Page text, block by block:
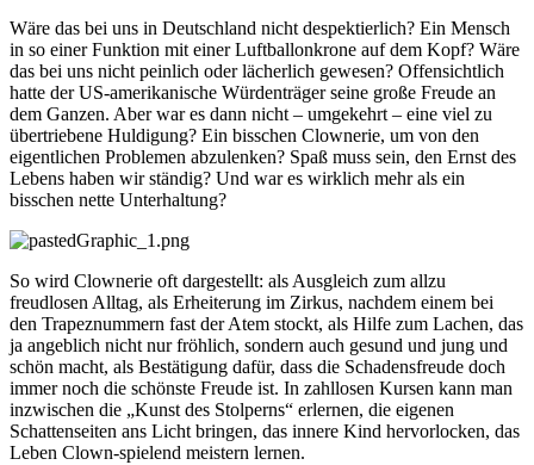
Wäre das bei uns in Deutschland nicht despektierlich? Ein Mensch
in so einer Funktion mit einer Luftballonkrone auf dem Kopf? Wäre
das bei uns nicht peinlich oder lächerlich gewesen? Offensichtlich
hatte der US-amerikanische Würdenträger seine große Freude an
dem Ganzen. Aber war es dann nicht – umgekehrt – eine viel zu
übertriebene Huldigung? Ein bisschen Clownerie, um von den
eigentlichen Problemen abzulenken? Spaß muss sein, den Ernst des
Lebens haben wir ständig? Und war es wirklich mehr als ein
bisschen nette Unterhaltung?
So wird Clownerie oft dargestellt: als Ausgleich zum allzu
freudlosen Alltag, als Erheiterung im Zirkus, nachdem einem bei
den Trapeznummern fast der Atem stockt, als Hilfe zum Lachen, das
ja angeblich nicht nur fröhlich, sondern auch gesund und jung und
schön macht, als Bestätigung dafür, dass die Schadensfreude doch
immer noch die schönste Freude ist. In zahllosen Kursen kann man
inzwischen die „Kunst des Stolperns“ erlernen, die eigenen
Schattenseiten ans Licht bringen, das innere Kind hervorlocken, das
Leben Clown-spielend meistern lernen.